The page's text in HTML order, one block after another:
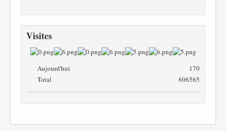
Visites
Aujourd'hui
170
Total
606565